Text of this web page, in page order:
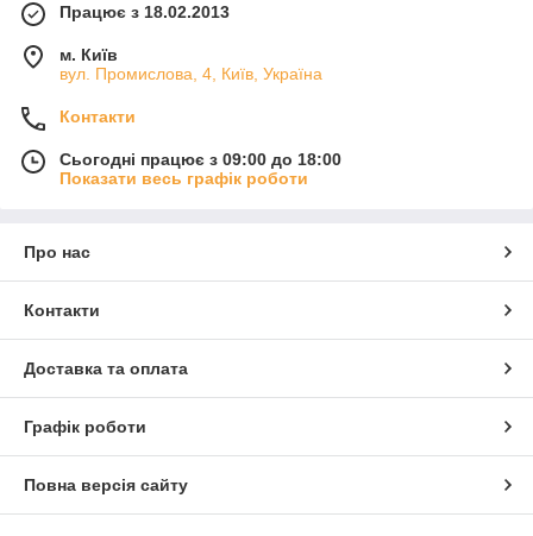
Працює з 18.02.2013
м. Київ
вул. Промислова, 4, Київ, Україна
Контакти
Сьогодні працює з 09:00 до 18:00
Показати весь графік роботи
Про нас
Контакти
Доставка та оплата
Графік роботи
Повна версія сайту